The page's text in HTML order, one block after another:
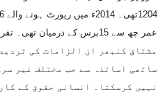
عمر چھ سے 15برس کے درمیان تھی۔ تقریباً 12سو واقعات دیہی جب کہ 586شہری علاقوں میں وقوع پذیر ہوئے۔
مشتاق کنبھر ان الزامات کی
ساتھی اساتذہ سے جب مختلف غیر
نہیں کرسکتا۔ انسانی حقوق کے